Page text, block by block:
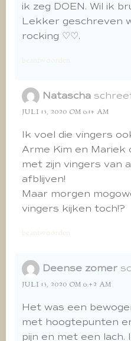
ik zeg DOEN. Wil ik
Lekker geschreven
rocking ♡♡.
beantwoorden
Natascha
JULI 13, 2020 OM 6:14 AM
Ik voel die vingers
Arme Kim en Mariek
met zijn vingers van
afblijven!
Maar morgen
vingers kijken toch!?
beantwoorden
Deense zomer
JULI 13, 2020 OM 6:42 AM
Het was een
met hoogtepunten
pijn en met een